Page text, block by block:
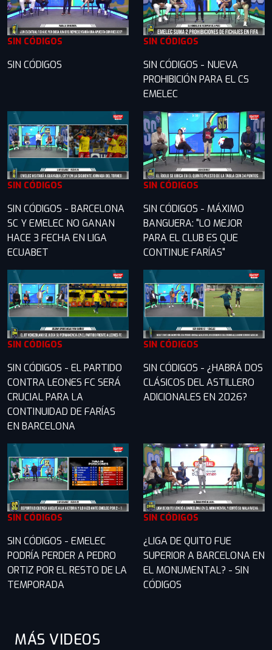
SIN CÓDIGOS
SIN CÓDIGOS
SIN CÓDIGOS
SIN CÓDIGOS - NUEVA
PROHIBICIÓN PARA EL CS
EMELEC
SIN CÓDIGOS
SIN CÓDIGOS - BARCELONA
SC Y EMELEC NO GANAN
HACE 3 FECHA EN LIGA
ECUABET
SIN CÓDIGOS
SIN CÓDIGOS - MÁXIMO
BANGUERA: "LO MEJOR
PARA EL CLUB ES QUE
CONTINUE FARÍAS"
SIN CÓDIGOS
SIN CÓDIGOS - EL PARTIDO
CONTRA LEONES FC SERÁ
CRUCIAL PARA LA
CONTINUIDAD DE FARÍAS
EN BARCELONA
SIN CÓDIGOS
SIN CÓDIGOS - ¿HABRÁ DOS
CLÁSICOS DEL ASTILLERO
ADICIONALES EN 2026?
SIN CÓDIGOS
SIN CÓDIGOS - EMELEC
PODRÍA PERDER A PEDRO
ORTIZ POR EL RESTO DE LA
TEMPORADA
SIN CÓDIGOS
¿LIGA DE QUITO FUE
SUPERIOR A BARCELONA EN
EL MONUMENTAL? - SIN
CÓDIGOS
MÁS VIDEOS